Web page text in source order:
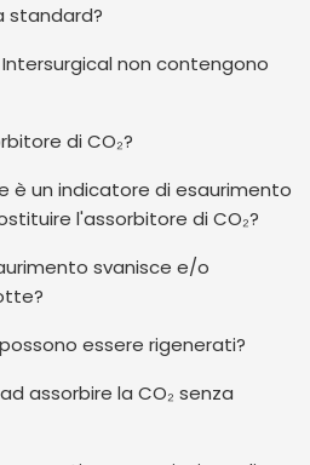
standard?
non contengono
di CO₂?
è un indicatore di esaurimento
l'assorbitore di CO₂?
svanisce e/o
essere rigenerati?
assorbire la CO₂ senza